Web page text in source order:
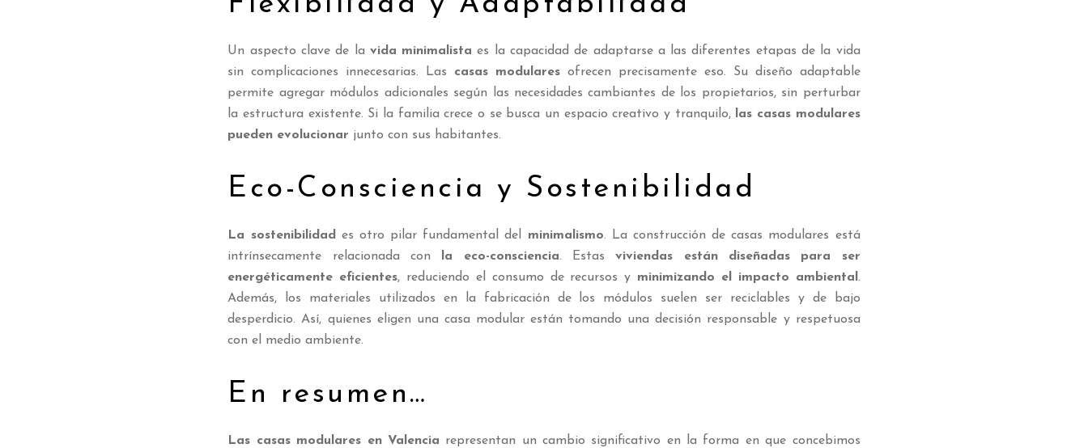
Un aspecto clave de la vida minimalista es la capacidad de adaptarse a las diferentes etapas de la vida
sin complicaciones innecesarias. Las casas modulares ofrecen precisamente eso. Su diseño adaptable
permite agregar módulos adicionales según las necesidades cambiantes de los propietarios, sin perturbar
la estructura existente. Si la familia crece o se busca un espacio creativo y tranquilo,
las casas modulares
pueden evolucionar junto con sus habitantes.
Eco-Consciencia y Sostenibilidad
La sostenibilidad es otro pilar fundamental del minimalismo. La construcción de casas modulares está
intrínsecamente relacionada con
la eco-consciencia. Estasviviendas están diseñadas para ser
energéticamente eficientes, reduciendo el consumo de recursos y minimizando el impacto ambiental .
Además, los materiales utilizados en la fabricación de los módulos suelen ser reciclables y de bajo
desperdicio. Así, quienes eligen una casa modular están tomando una decisión responsable y respetuosa
con el medio ambiente.
En resumen…
Las casas modulares en Valencia representan un cambio significativo en la forma en que concebimos